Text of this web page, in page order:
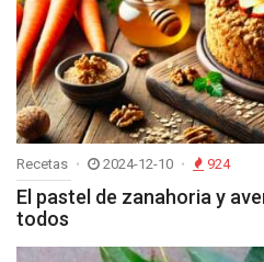
Recetas 2024-12-10 924
El pastel de zanahoria y
todos